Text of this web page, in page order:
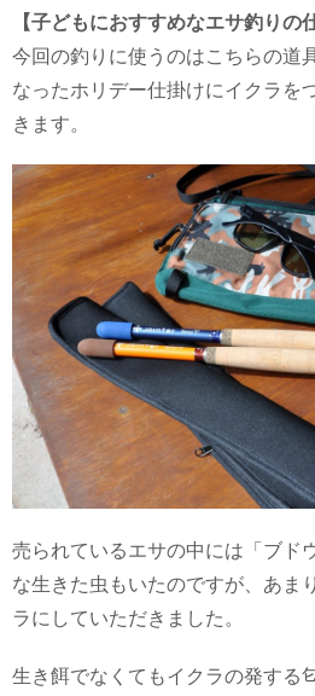
【子どもにおすすめなエサ釣りの
今回の釣りに使うのはこちらの道
なったホリデー仕掛けにイクラを
きます。
売られているエサの中には「ブド
な生きた虫もいたのですが、あま
ラにしていただきました。
生き餌でなくてもイクラの発する